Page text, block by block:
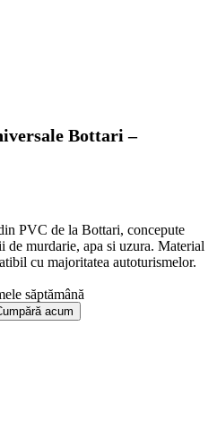
Bottari –
PVC de la Bottari, concepute
de murdarie, apa si uzura. Material
cu majoritatea autoturismelor.
săptămână
acum